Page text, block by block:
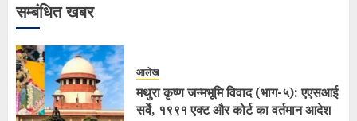
सम्बंधित खबर
आलेख
मथुरा कृष्ण जन्मभूमि विवाद (भाग-५): एएसआई
सर्वे, १९९१ एक्ट और कोर्ट का वर्तमान आदेश